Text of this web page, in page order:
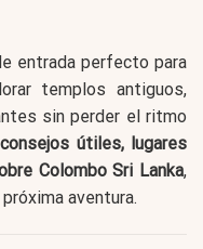
entrada perfecto para
templos antiguos,
sin perder el ritmo
consejos útiles, lugares
Colombo Sri Lanka,
aventura.